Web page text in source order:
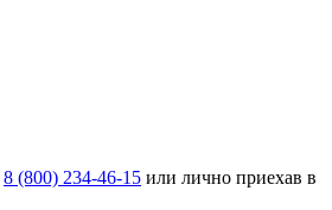
8 (800) 234-46-15 или лично приехав в